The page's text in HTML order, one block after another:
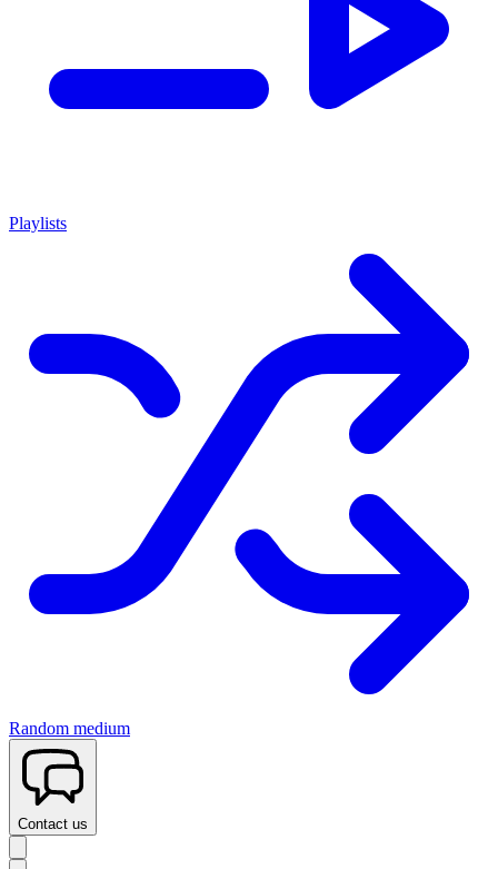
Playlists
Random medium
Contact us